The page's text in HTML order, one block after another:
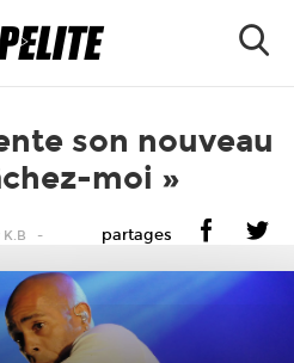
son nouveau
moi »
K.B partages